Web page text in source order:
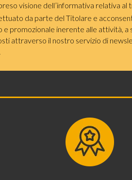
visione dell’informativa relativa
da parte del Titolare e
promozionale inerente alle attività, a
attraverso il nostro servizio di